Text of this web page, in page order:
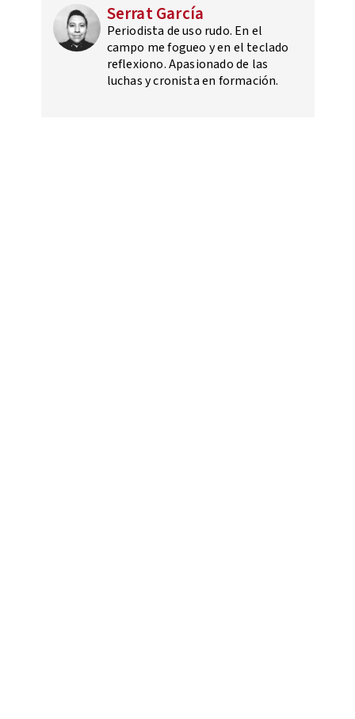
Serrat García
Periodista de uso rudo. En el
campo me fogueo y en el teclado
reflexiono. Apasionado de las
luchas y cronista en formación.